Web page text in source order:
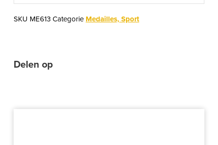
SKU ME613Categorie Medailles, Sport
Delen op